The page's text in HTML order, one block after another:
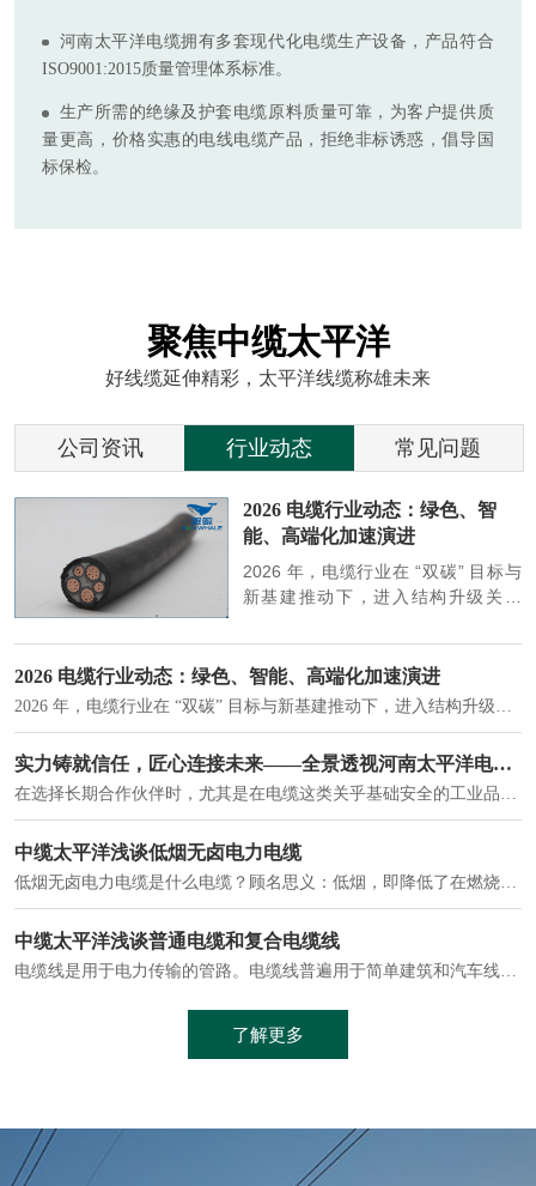
河南太平洋电缆拥有多套现代化电缆生产设备，产品符合
ISO9001:2015质量管理体系标准。
生产所需的绝缘及护套电缆原料质量可靠，为客户提供质
量更高，价格实惠的电线电缆产品，拒绝非标诱惑，倡导国
标保检。
聚焦中缆太平洋
好线缆延伸精彩，太平洋线缆称雄未来
公司资讯 行业动态 常见问题
2026 电缆行业动态：绿色、智
能、高端化加速演进
2026 年，电缆行业在 “双碳” 目标与
新基建推动下，进入结构升级关键
大清晰趋势，市场格局持续优化。
2026 电缆行业动态：绿色、智能、高端化加速演进
实力铸就信任，匠心连接未来——全景透视河南太平洋电缆厂
在选择长期合作伙伴时，尤其是在电缆这类关乎基础安全的工业品上，供应商的“内在实力”远比一纸报价单更重要。今天，我们邀请您“云参观”河南太平洋电缆厂，透过每一个细节，看我们如何将“可靠”二字，铸入每一米电缆。
中缆太平洋浅谈低烟无卤电力电缆
低烟无卤电力电缆是什么电缆？顾名思义：低烟，即降低了在燃烧时有害物体的产生；卤素对于人体来说是一种有毒气体，无卤就是没有毒气体的释放，通常是针对电缆遇火灾时而言的。低烟无卤电力电缆又可以称之为环保电缆，低烟无卤电缆大多数用于医院和对环境卫生要求比较严格的地方。
中缆太平洋浅谈普通电缆和复合电缆线
电缆线是用于电力传输的管路。电缆线普遍用于简单建筑和汽车线材，作为能源输送缆线，电缆线的复杂结构勿庸置疑。根据目标功能，电缆线具有以下一些特点：建筑用和车用线材要求轻质、大批量生产、价格低廉、具有相当的电学和力学性能和长时间的耐老化性能；工业用线材必须具有符合客户要求的性能；
了解更多